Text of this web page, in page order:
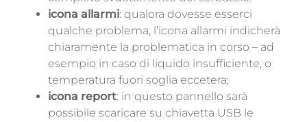
icona allarmi: qualora dovesse esserci
qualche problema, l’icona allarmi indicherà
chiaramente la problematica in corso – ad
esempio in caso di liquido insufficiente, o
temperatura fuori soglia eccetera;
icona report: in questo pannello sarà
possibile scaricare su chiavetta USB le